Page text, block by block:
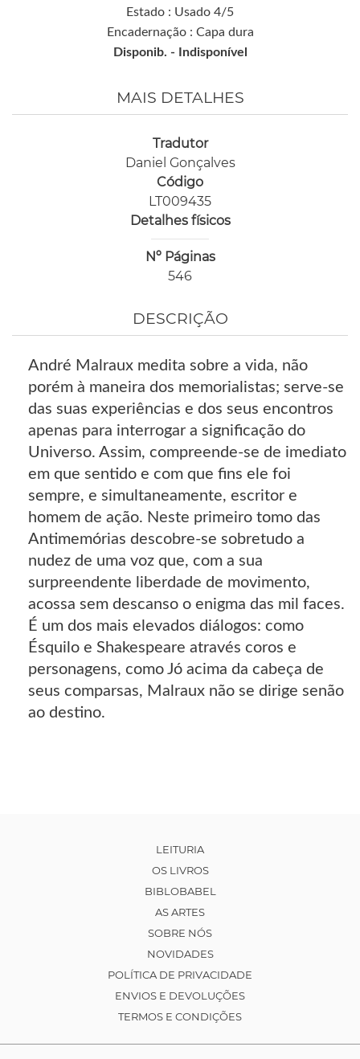
Estado : Usado 4/5
Encadernação : Capa dura
Disponib. -
Indisponível
MAIS DETALHES
Tradutor
Daniel Gonçalves
Código
LT009435
Detalhes físicos
Nº Páginas
546
DESCRIÇÃO
André Malraux medita sobre a vida, não
porém à maneira dos memorialistas; serve-se
das suas experiências e dos seus encontros
apenas para interrogar a significação do
Universo. Assim, compreende-se de imediato
em que sentido e com que fins ele foi
sempre, e simultaneamente, escritor e
homem de ação. Neste primeiro tomo das
Antimemórias descobre-se sobretudo a
nudez de uma voz que, com a sua
surpreendente liberdade de movimento,
acossa sem descanso o enigma das mil faces.
É um dos mais elevados diálogos: como
Ésquilo e Shakespeare através coros e
personagens, como Jó acima da cabeça de
seus comparsas, Malraux não se dirige senão
ao destino.
LEITURIA
OS LIVROS
BIBLOBABEL
AS ARTES
SOBRE NÓS
NOVIDADES
POLÍTICA DE PRIVACIDADE
ENVIOS E DEVOLUÇÕES
TERMOS E CONDIÇÕES